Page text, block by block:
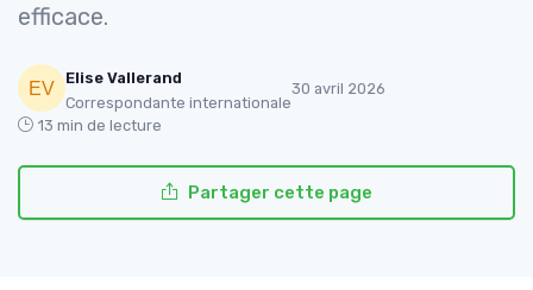
efficace.
Elise Vallerand
Correspondante internationale
30 avril 2026
13 min de lecture
Partager cette page